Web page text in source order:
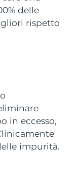
delle
rispetto
in eccesso,
impurità.
stimata
stimata
stimata 17/8/26
stimata